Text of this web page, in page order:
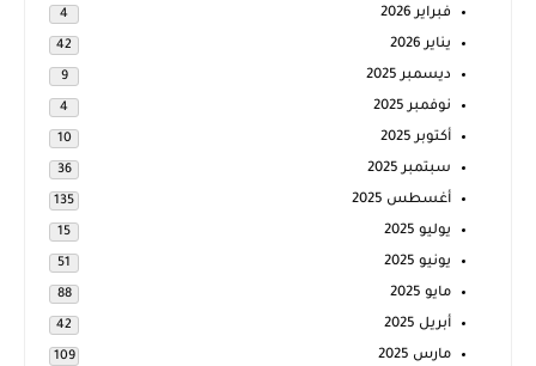
فبراير 2026 4
يناير 2026 42
ديسمبر 2025 9
نوفمبر 2025 4
أكتوبر 2025 10
سبتمبر 2025 36
أغسطس 2025 135
يوليو 2025 15
يونيو 2025 51
مايو 2025 88
أبريل 2025 42
مارس 2025 109